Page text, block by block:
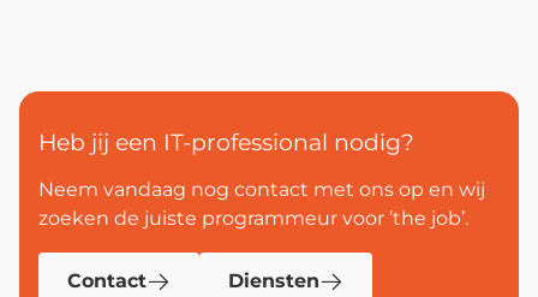
Heb jij een IT-professional nodig?
Neem vandaag nog contact met ons op en wij
zoeken de juiste programmeur voor ’the job’.
Contact Diensten